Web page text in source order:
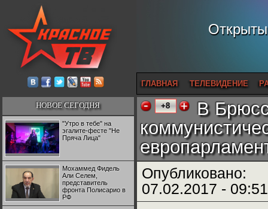
ГЛАВНАЯ ТЕЛЕВИДЕНИЕ
НОВОЕ СЕГОДНЯ
"Утро в тебе" на
эгалите-фесте "Не
Пряча Лица"
Мохаммед Фидель
Али Селем,
представитель
фронта Полисарио в
РФ
+8
В
Опубликовано:
07.02.2017 - 09:51